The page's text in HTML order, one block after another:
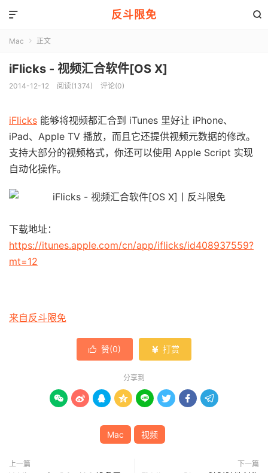
反斗限免 

Mac  正文
iFlicks - 视频汇合软件[OS X]
2014-12-12 阅读(1374) 评论(0)
iFlicks 能够将视频都汇合到 iTunes 里好让 iPhone、
iPad、Apple TV 播放，而且它还提供视频元数据的修改。
支持大部分的视频格式，你还可以使用 Apple Script 实现
自动化操作。
下载地址：
https://itunes.apple.com/cn/app/iflicks/id408937559?
mt=12
来自反斗限免
 赞(0)  打赏
分享到
       
Mac 视频
上一篇 下一篇